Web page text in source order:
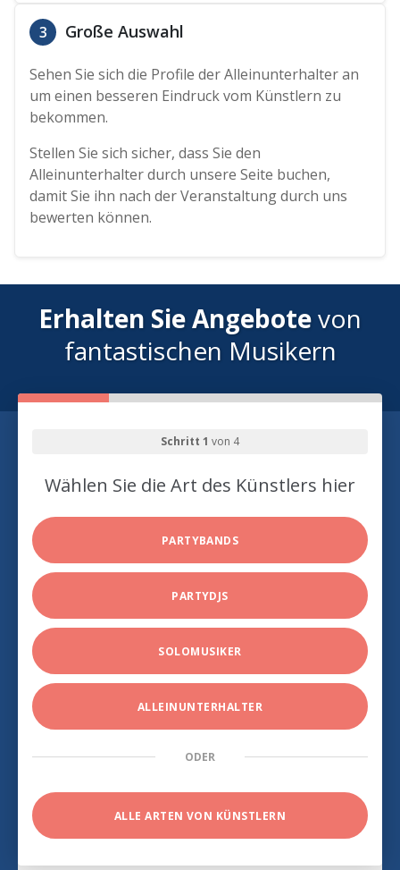
3 Große Auswahl
Sehen Sie sich die Profile der Alleinunterhalter an
um einen besseren Eindruck vom Künstlern zu
bekommen.
Stellen Sie sich sicher, dass Sie den
Alleinunterhalter durch unsere Seite buchen,
damit Sie ihn nach der Veranstaltung durch uns
bewerten können.
Erhalten Sie Angebotevon
fantastischen Musikern
Schritt 1 von 4
Wählen Sie die Art des Künstlers hier
PARTYBANDS
PARTYDJS
SOLOMUSIKER
ALLEINUNTERHALTER
ODER
ALLE ARTEN VON KÜNSTLERN